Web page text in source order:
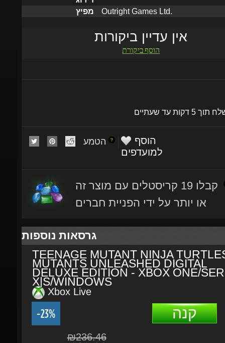
אין עדיין ביקורות
הוסף ביקורת
למועדפים
או יותר על ידי הפניית חברים
TEENAGE MUTANT NINJA
MUTANTS UNLEASHED DIGITAL
DELUXE EDITION - XBOX ONE/
X|S/WINDOWS
Xbox Live
-23%
₪181.66